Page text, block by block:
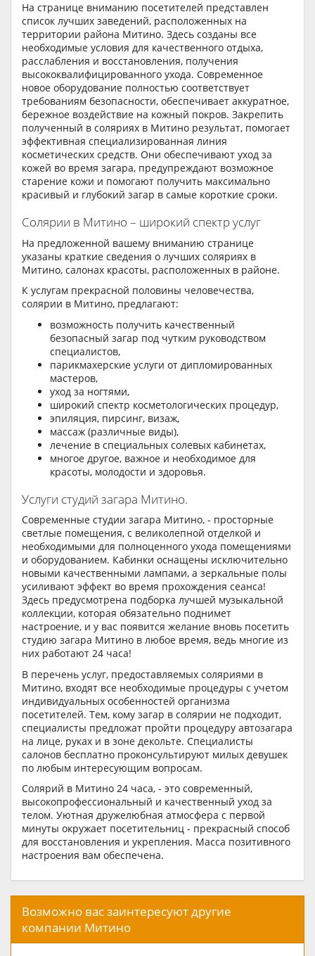
На странице вниманию посетителей представлен
список лучших заведений, расположенных на
территории района Митино. Здесь созданы все
необходимые условия для качественного отдыха,
расслабления и восстановления, получения
высококвалифицированного ухода. Современное
новое оборудование полностью соответствует
требованиям безопасности, обеспечивает аккуратное,
бережное воздействие на кожный покров. Закрепить
полученный в соляриях в Митино результат, помогает
эффективная специализированная линия
косметических средств. Они обеспечивают уход за
кожей во время загара, предупреждают возможное
старение кожи и помогают получить максимально
красивый и глубокий загар в самые короткие сроки.
Солярии в Митино – широкий спектр услуг
На предложенной вашему вниманию странице
указаны краткие сведения о лучших соляриях в
Митино, салонах красоты, расположенных в районе.
К услугам прекрасной половины человечества,
солярии в Митино, предлагают:
возможность получить качественный
безопасный загар под чутким руководством
специалистов,
парикмахерские услуги от дипломированных
мастеров,
уход за ногтями,
широкий спектр косметологических процедур,
эпиляция, пирсинг, визаж,
массаж (различные виды),
лечение в специальных солевых кабинетах,
многое другое, важное и необходимое для
красоты, молодости и здоровья.
Услуги студий загара Митино.
Современные студии загара Митино, - просторные
светлые помещения, с великолепной отделкой и
необходимыми для полноценного ухода помещениями
и оборудованием. Кабинки оснащены исключительно
новыми качественными лампами, а зеркальные полы
усиливают эффект во время прохождения сеанса!
Здесь предусмотрена подборка лучшей музыкальной
коллекции, которая обязательно поднимет
настроение, и у вас появится желание вновь посетить
студию загара Митино в любое время, ведь многие из
них работают 24 часа!
В перечень услуг, предоставляемых соляриями в
Митино, входят все необходимые процедуры с учетом
индивидуальных особенностей организма
посетителей. Тем, кому загар в солярии не подходит,
специалисты предложат пройти процедуру автозагара
на лице, руках и в зоне декольте. Специалисты
салонов бесплатно проконсультируют милых девушек
по любым интересующим вопросам.
Солярий в Митино 24 часа, - это современный,
высокопрофессиональный и качественный уход за
телом. Уютная дружелюбная атмосфера с первой
минуты окружает посетительниц - прекрасный способ
для восстановления и укрепления. Масса позитивного
настроения вам обеспечена.
Возможно вас заинтересуют другие
компании Митино